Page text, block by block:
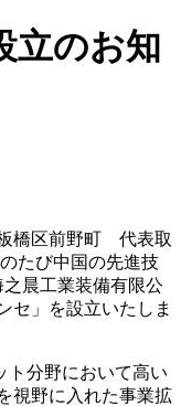
立のお知
橋区前野町 代表取
たび中国の先進技
之晨工業装備有限公
セ」を設立いたしま
ト分野において高い
視野に入れた事業拡